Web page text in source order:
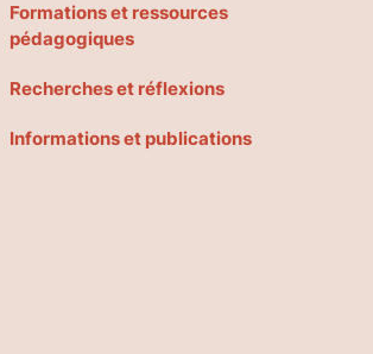
Formations et ressources
pédagogiques
Recherches et réflexions
Informations et publications